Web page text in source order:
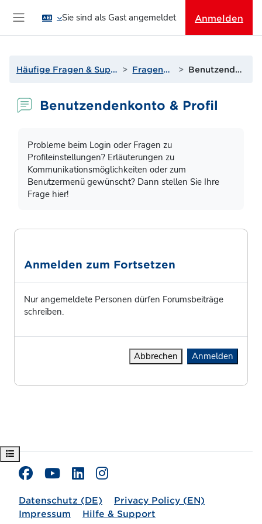
Sie sind als Gast angemeldet Anmelden
Kursindex öffnen
Häufige Fragen & Support zur Lernplattform Fragen? Antworten! Benutzendenkonto & Profil
Benutzendenkonto & Profil
Probleme beim Login oder Fragen zu
Profileinstellungen? Erläuterungen zu
Kommunikationsmöglichkeiten oder zum
Benutzermenü gewünscht? Dann stellen Sie Ihre
Frage hier!
Anmelden zum Fortsetzen
Nur angemeldete Personen dürfen Forumsbeiträge
schreiben.
Abbrechen Anmelden
Datenschutz (DE)
Privacy Policy (EN)
Impressum
Hilfe & Support